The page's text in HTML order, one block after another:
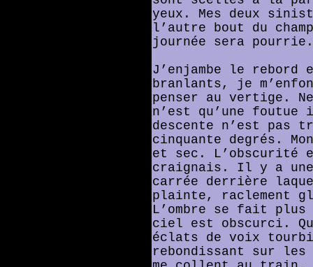
yeux. Mes deux
l’autre bout du
journée sera
J’enjambe le rebord
branlants, je
penser au vertige.
n’est qu’une foutue
descente n’est pas
cinquante degrés.
et sec. L’obscurité
craignais. Il y a
carrée derrière
plainte, raclement
L’ombre se fait plus
ciel est obscurci.
éclats de voix
rebondissant sur